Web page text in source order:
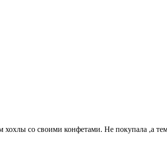
со своими конфетами. Не покупала ,а